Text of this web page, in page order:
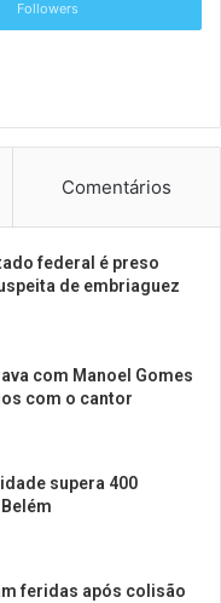
Followers
Comentários
federal é preso
de embriaguez
com Manoel Gomes
com o cantor
supera 400
feridas após colisão